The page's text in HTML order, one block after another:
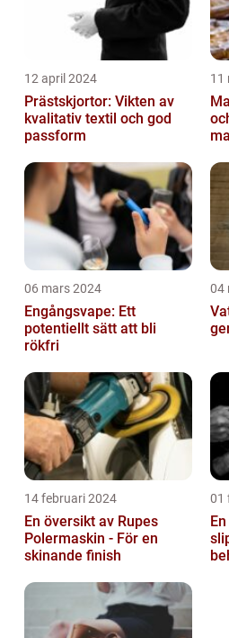
12 april 2024
Prästskjortor: Vikten av
kvalitativ textil och god
passform
11
06 mars 2024
Engångsvape: Ett
potentiellt sätt att bli
rökfri
04
14 februari 2024
En översikt av Rupes
Polermaskin - För en
skinande finish
01